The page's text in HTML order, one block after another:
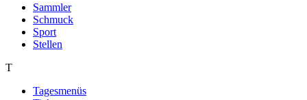
Sammler
Schmuck
Sport
Stellen
T
Tagesmenüs